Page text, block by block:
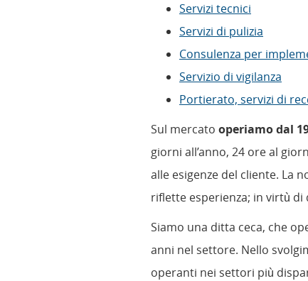
Servizi tecnici
Servizi di pulizia
Consulenza per
Servizio di vigilanza
Portierato, servizi di
Sul mercato operiamo dal
giorni all’anno, 24 ore al
alle esigenze del cliente. La
riflette esperienza; in virtù
Siamo una ditta ceca, che
anni nel settore. Nello
operanti nei settori più